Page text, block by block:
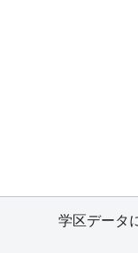
学区データ